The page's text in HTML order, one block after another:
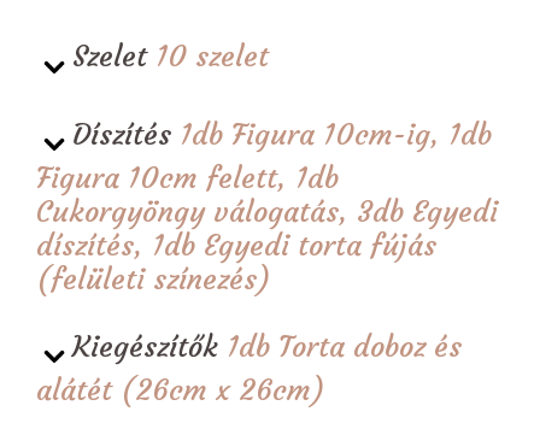
Szelet 10 szelet
Díszítés 1db Figura 10cm-ig, 1db
Figura 10cm felett, 1db
Cukorgyöngy válogatás, 3db Egyedi
díszítés, 1db Egyedi torta fújás
(felületi színezés)
Kiegészítők 1db Torta doboz és
alátét (26cm x 26cm)